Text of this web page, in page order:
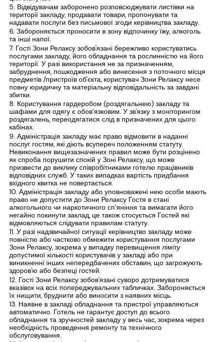
Відвідувачам заборонено розповсюджувати листівки на
території закладу, продавати товари, пропонувати та
надавати послуги без письмової згоди керівництва закладу.
Забороняється проносити в зону відпочинку їжу, алкоголь
та інші напої.
Гості Зони Релаксу зобов'язані бережливо користуватись
послугами закладу, його обладнання та рослинністю на його
території. У разі використання не за призначенням,
забруднення, пошкодження або винесення з поточного місця
предметів /пристроїв об'єкта, користувач Зони Релаксу несе
повну юридичну та матеріальну відповідальність за завдані
збитки.
Користування гардеробом (роздягальнею) закладу та
шафами для одягу є обов’язковим. У зв'язку з моніторингом
роздягалень, переодягатися слід в призначених для цього
кабінах.
Адміністрація закладу має право відмовити в наданні
послуг гостям, які діють всупереч положенням статуту.
Невиконання вищезазначених правил може бути розцінено
як спроба порушити спокій у Зоні Релаксу, що може
призвести до виклику співробітниками готелю працівників
відповідних служб. У таких випадках вартість придбання
вхідного квитка не повертається.
Адміністрація закладу або уповноважені нею особи мають
право не допустити до Зони Релаксу Гостя в стані
алкогольного чи наркотичного сп’яніння та вимагати його
негайно покинути заклад, це також стосується Гостей які
відмовляються слідувати правилам статуту.
У разі надзвичайної ситуації керівництво закладу може
повністю або частково обмежити користування послугами
Зони Релаксу, зокрема у випадку перевищення ліміту
допустимої кількості користувачів у закладі або при
виникненні інших непередбачених обставин, що загрожують
здоров'ю або безпеці гостей.
Гості Зони Релаксу зобов'язані суворо дотримуватися
вказівок на всіх попереджувальних табличках. Забороняється
їх нищити, бруднити або виносити з наявних місць.
Наявне в закладі обладнання та пристрої управляються
автоматично. Готель не гарантує доступ до всього
обладнання та зручностей закладу у весь час, зокрема через
необхідність проведення ремонту та технічного
обслуговування.